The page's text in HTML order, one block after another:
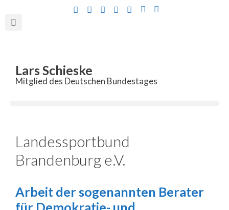
Lars Schieske
Mitglied des Deutschen Bundestages
Landessportbund
Brandenburg e.V.
Arbeit der sogenannten Berater
für Demokratie- und